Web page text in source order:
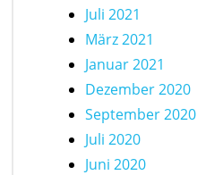
Juli 2021
März 2021
Januar 2021
Dezember 2020
September 2020
Juli 2020
Juni 2020